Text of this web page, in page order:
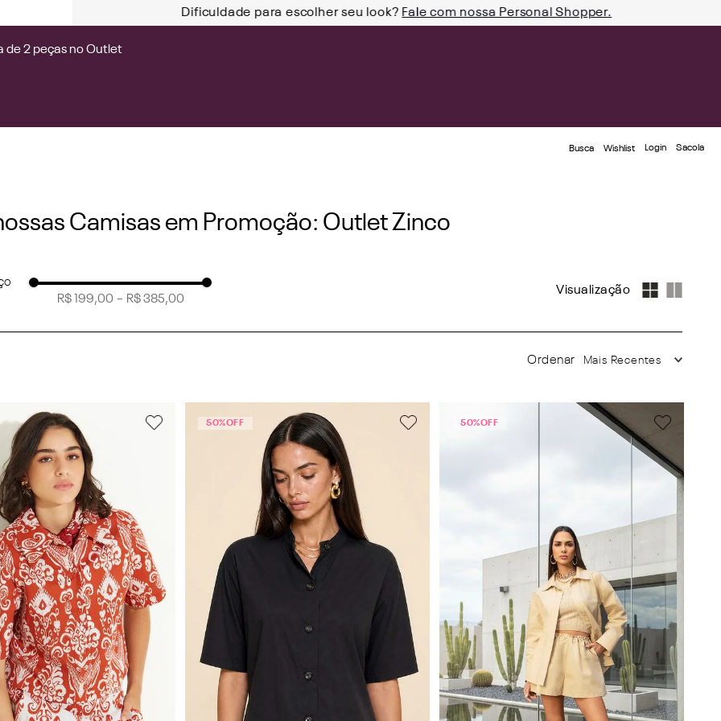
Dificuldade para escolher seu look? Fale com nossa Personal Shopper.
de 2 peças no Outlet
Busca Wishlist Login
Camisas em Promoção: Outlet Zinco
R$ 199,00 – R$ 385,00
Mais Recentes
50%OFF 50%OFF